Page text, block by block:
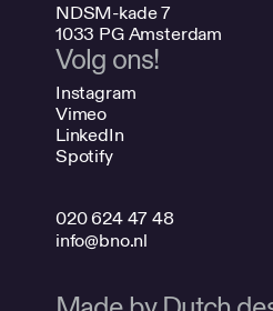
NDSM-kade 7
1033 PG Amsterdam
Volg ons!
Instagram
Vimeo
LinkedIn
Spotify
020 624 47 48
info@bno.nl